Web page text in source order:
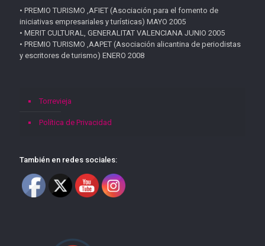
• PREMIO TURISMO ,AFIET (Asociación para el fomento de
iniciativas empresariales y turísticas) MAYO 2005
• MERIT CULTURAL, GENERALITAT VALENCIANA JUNIO 2005
• PREMIO TURISMO ,AAPET (Asociación alicantina de periodistas
y escritores de turismo) ENERO 2008
Torrevieja
Política de Privacidad
También en redes sociales: